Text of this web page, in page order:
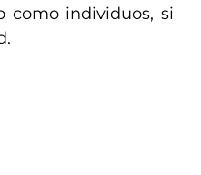
como individuos, si